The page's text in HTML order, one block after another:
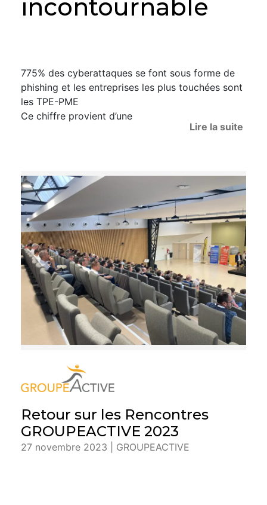
incontournable
775% des cyberattaques se font sous forme de
phishing et les entreprises les plus touchées sont
les TPE-PME
Ce chiffre provient d’une
Lire la suite
Retour sur les Rencontres
GROUPEACTIVE 2023
27 novembre 2023 | GROUPEACTIVE